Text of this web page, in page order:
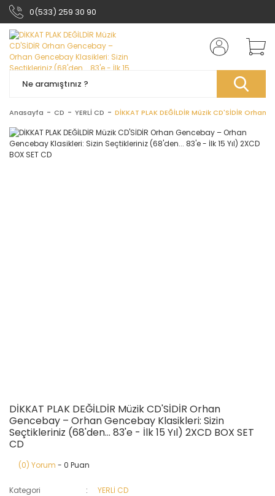
0(533) 259 30 90
Anasayfa CD YERLİ CD DİKKAT PLAK DEĞİLDİR Müzik CD'SİDİR
DİKKAT PLAK DEĞİLDİR Müzik CD'SİDİR Orhan
Gencebay – Orhan Gencebay Klasikleri: Sizin
Seçtikleriniz (68'den... 83'e - İlk 15 Yıl) 2XCD BOX SET
CD
(0) Yorum - 0 Puan
Kategori
YERLİ CD